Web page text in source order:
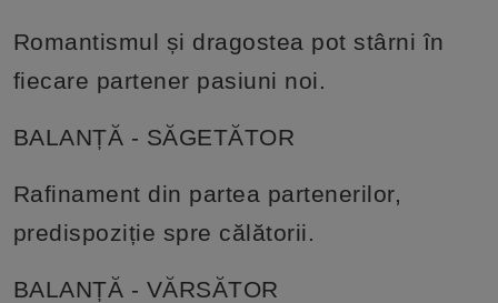
Romantismul și dragostea pot stârni în
fiecare partener pasiuni noi.
BALANȚĂ - SĂGETĂTOR
Rafinament din partea partenerilor,
predispoziție spre călătorii.
BALANȚĂ - VĂRSĂTOR